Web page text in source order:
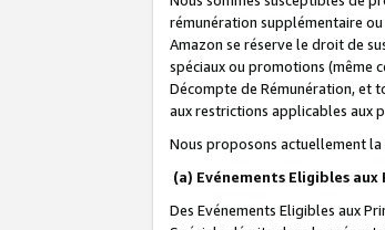
rémunération supplémentaire
Amazon se réserve le droit de
spéciaux ou promotions (même
Décompte de Rémunération, et
aux restrictions applicables aux
Nous proposons actuellement la
(a) Evénements Eligibles aux
Des Evénements Eligibles aux